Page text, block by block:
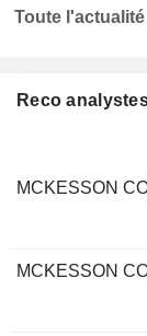
Reco
MCKESSON
MCKESSON
Toute l'actualité